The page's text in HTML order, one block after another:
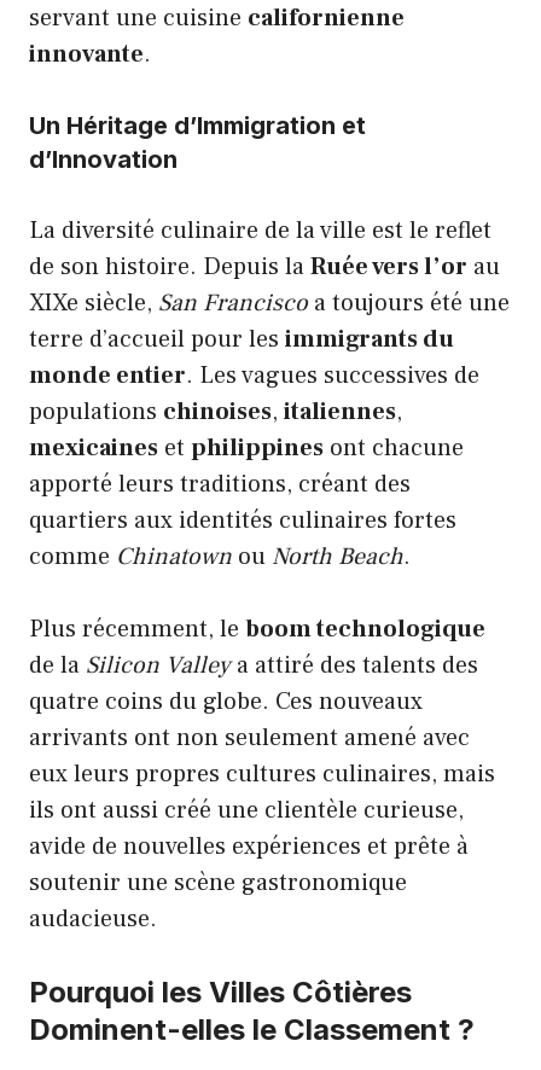
servant une cuisine californienne
innovante.
Un Héritage d’Immigration et
d’Innovation
La diversité culinaire de la ville est le reflet
de son histoire. Depuis laRuée vers l’or au
XIXe siècle, San Francisco a toujours été une
terre d’accueil pour les immigrants du
monde entier. Les vagues successives de
populations chinoises, italiennes,
mexicaines et philippines ont chacune
apporté leurs traditions, créant des
quartiers aux identités culinaires fortes
comme Chinatown ou North Beach.
Plus récemment, le boom technologique
de la Silicon Valleya attiré des talents des
quatre coins du globe. Ces nouveaux
arrivants ont non seulement amené avec
eux leurs propres cultures culinaires, mais
ils ont aussi créé une clientèle curieuse,
avide de nouvelles expériences et prête à
soutenir une scène gastronomique
audacieuse.
Pourquoi les Villes Côtières
Dominent-elles le Classement ?